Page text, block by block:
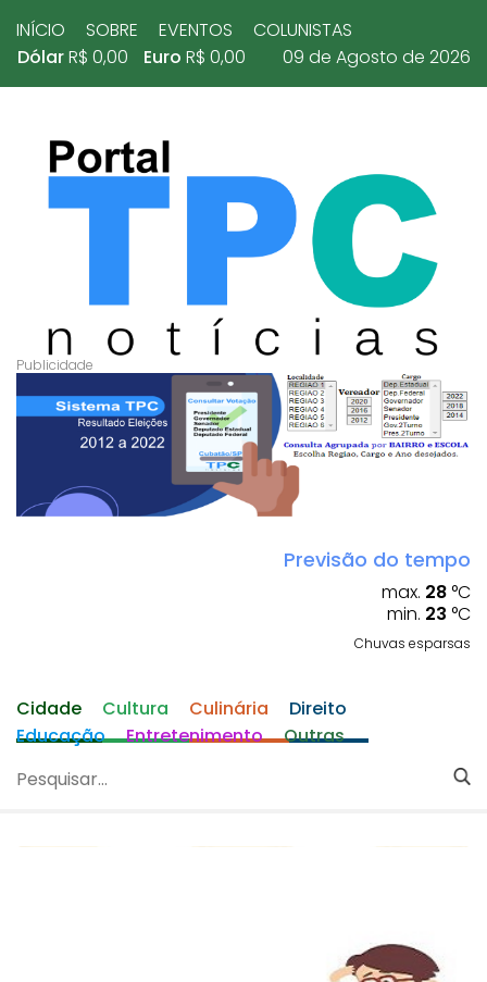
INÍCIO SOBRE EVENTOS
COLUNISTAS
DólarR$ 0,00 Euro R$ 0,00 09 de Agosto de 2026
Previsão do tempo
max. 28 °C
min. 23 °C
Chuvas esparsas
Cidade Cultura Culinária
Direito
Educação
Entretenimento Outras